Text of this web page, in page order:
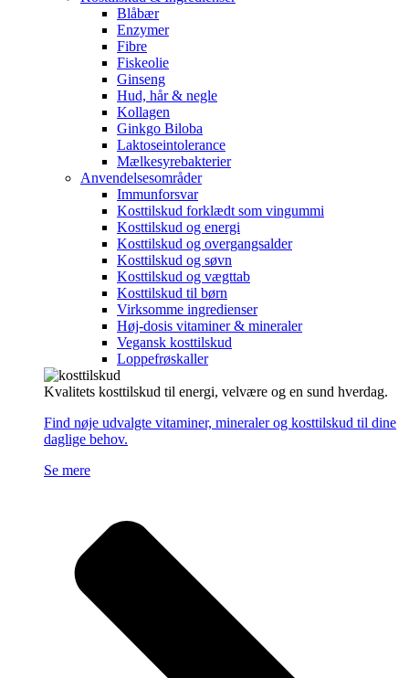
Blåbær
Enzymer
Fibre
Fiskeolie
Ginseng
Hud, hår & negle
Kollagen
Ginkgo Biloba
Laktoseintolerance
Mælkesyrebakterier
Anvendelsesområder
Immunforsvar
Kosttilskud forklædt som vingummi
Kosttilskud og energi
Kosttilskud og overgangsalder
Kosttilskud og søvn
Kosttilskud og vægttab
Kosttilskud til børn
Virksomme ingredienser
Høj-dosis vitaminer & mineraler
Vegansk kosttilskud
Loppefrøskaller
Kvalitets kosttilskud til energi, velvære og en sund hverdag.
Find nøje udvalgte vitaminer, mineraler og kosttilskud til dine
daglige behov.
Se mere